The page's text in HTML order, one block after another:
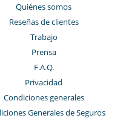
Quiénes somos
Reseñas de clientes
Trabajo
Prensa
F.A.Q.
Privacidad
Condiciones generales
Generales de Seguros